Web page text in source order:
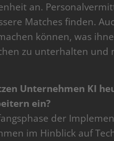
an.
Matches finden.
können, was
zu unterhalten und
Unternehmen KI
ein?
der
im Hinblick auf